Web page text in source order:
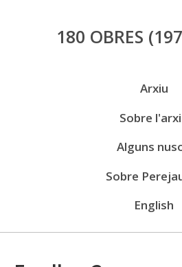
Vés
al
180 OBRES
Arxiu
Sobre
Alguns
Sobre
English